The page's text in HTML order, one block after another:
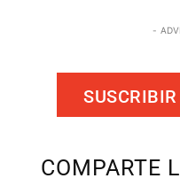
-
COMPARTE